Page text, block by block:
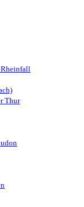
Rheinfall
Thur